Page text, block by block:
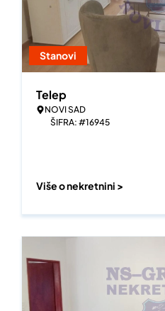
Stanovi
Telep
NOVI SAD
ŠIFRA: #16945
Više o nekretnini >